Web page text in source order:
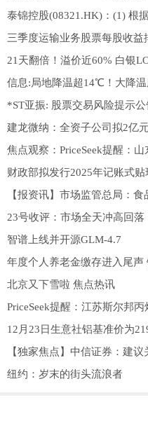
三季度运输业务股票每股收
信息:局地降温超14℃！大降
*ST亚振: 股票交易风险提示
建龙微纳：全资子公司拟2亿
焦点观察：PriceSeek提醒：
【报资讯】市场监管总局：
智谱上线并开源GLM-4.7
年度个人养老金缴存进入尾声
北京又下雪啦 焦点热讯
PriceSeek提醒：江苏斯尔邦
12月23日生意社铝基准价为
纽约：岁末的街头流浪者